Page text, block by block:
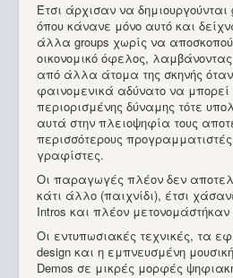
Έτσι άρχισαν να
όπου κάνανε μόνο αυτό και
άλλα groups χωρίς να
οικονομικό όφελος,
από άλλα άτομα της σκηνής
φαινομενικά αδύνατο να μπορεί
περιορισμένης δύναμης τότε
αυτά στην πλειοψηφία τους
περισσότερους
γραφίστες.
Οι παραγωγές πλέον δεν
κάτι άλλο (παιχνίδι), έτσι
Intros και πλέον μετονομάστήκαν
Οι εντυπωσιακές τεχνικές, τα
design και η εμπνευσμένη
Demos σε μικρές μορφές